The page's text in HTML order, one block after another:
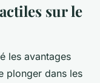
sur le
les avantages
plonger dans les